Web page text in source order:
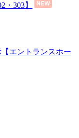
303】
エントランスホー